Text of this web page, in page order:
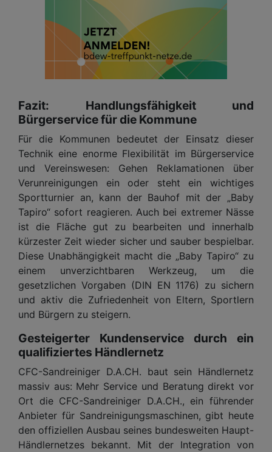
Fazit: Handlungsfähigkeit und
Bürgerservice für die Kommune
Für die Kommunen bedeutet der Einsatz dieser
Technik eine enorme Flexibilität im Bürgerservice
und Vereinswesen: Gehen Reklamationen über
Verunreinigungen ein oder steht ein wichtiges
Sportturnier an, kann der Bauhof mit der „Baby
Tapiro“ sofort reagieren. Auch bei extremer Nässe
ist die Fläche gut zu bearbeiten und innerhalb
kürzester Zeit wieder sicher und sauber bespielbar.
Diese Unabhängigkeit macht die „Baby Tapiro“ zu
einem unverzichtbaren Werkzeug, um die
gesetzlichen Vorgaben (DIN EN 1176) zu sichern
und aktiv die Zufriedenheit von Eltern, Sportlern
und Bürgern zu steigern.
Gesteigerter Kundenservice durch ein
qualifiziertes Händlernetz
CFC-Sandreiniger D.A.CH. baut sein Händlernetz
massiv aus: Mehr Service und Beratung direkt vor
Ort die CFC-Sandreiniger D.A.CH., ein führender
Anbieter für Sandreinigungsmaschinen, gibt heute
den offiziellen Ausbau seines bundesweiten Haupt-
Händlernetzes bekannt. Mit der Integration von